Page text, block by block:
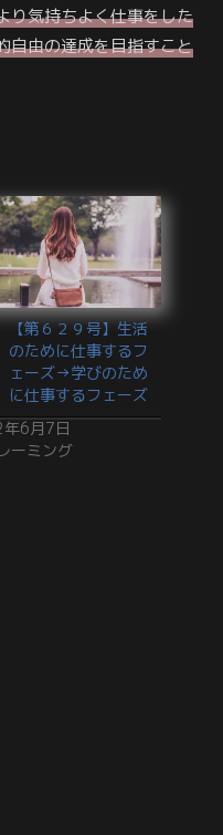
り気持ちよく仕事をした
自由の達成を目指すこと
【第６２９号】生活
のために仕事するフ
ェーズ→学びのため
に仕事するフェーズ
6月7日
ーミング